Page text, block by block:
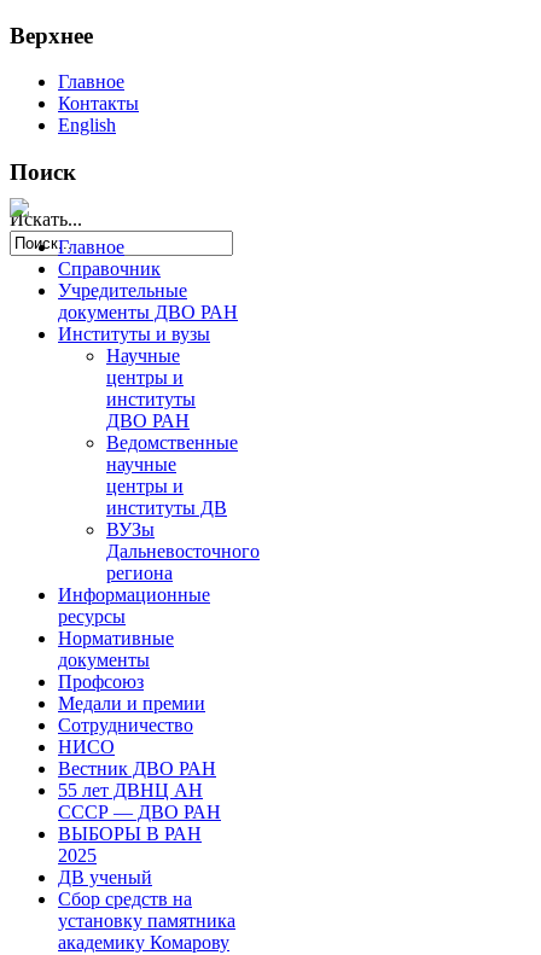
Верхнее
Главное
Контакты
English
Поиск
Искать...
Главное
Справочник
Учредительные
документы ДВО РАН
Институты и вузы
Научные
центры и
институты
ДВО РАН
Ведомственные
научные
центры и
институты ДВ
ВУЗы
Дальневосточного
региона
Информационные
ресурсы
Нормативные
документы
Профсоюз
Медали и премии
Сотрудничество
НИСО
Вестник ДВО РАН
55 лет ДВНЦ АН
СССР — ДВО РАН
ВЫБОРЫ В РАН
2025
ДВ ученый
Сбор средств на
установку памятника
академику Комарову